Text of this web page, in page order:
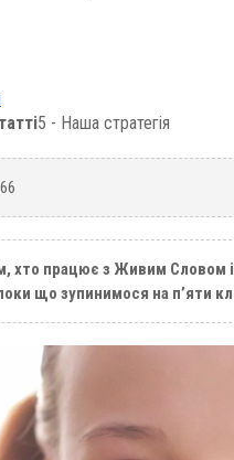
5 - Наша стратегія
хто працює з Живим Словом
що зупинимося на п’яти